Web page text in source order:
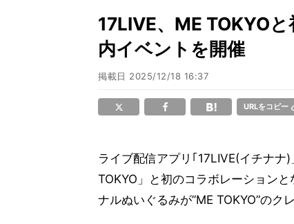
17LIVE、ME TOKYO
内イベントを開催
掲載日 2025/12/18 16:37
URLをコピー
ライブ配信アプリ｢17LIVE(イチナナ
TOKYO」と初のコラボレーション
ナルぬいぐるみが”ME TOKYO”のク